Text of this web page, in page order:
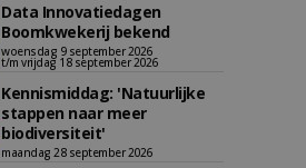
Data Innovatiedagen
Boomkwekerij bekend
woensdag 9 september 2026
t/m vrijdag 18 september 2026
Kennismiddag: 'Natuurlijke
stappen naar meer
biodiversiteit'
maandag 28 september 2026